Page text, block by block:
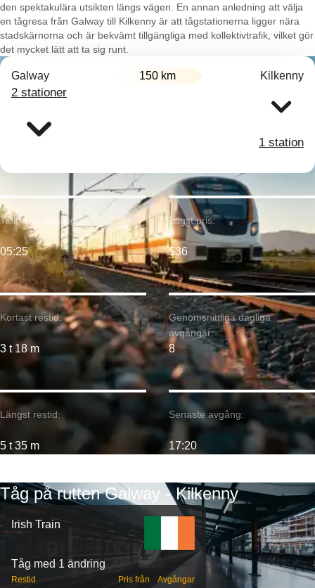
den spektakulära utsikten längs vägen. En annan anledning att välja
en tågresa från Galway till Kilkenny är att tågstationerna ligger nära
stadskärnorna och är bekvämt tillgängliga med kollektivtrafik, vilket gör
det mycket lätt att ta sig runt.
Galway 150 km Kilkenny
2 stationer
1 station
Kortast restid:
3 t 18 m
Tidigaste avgång:
05:25
Längst restid:
5 t 35 m
Lägst pris:
$36
Genomsnittliga dagliga
avgångar:
8
Senaste avgång:
17:20
Tåg på rutten Galway - Kilkenny
Irish Train
Tåg med 1 ändring
Restid Pris från Avgångar